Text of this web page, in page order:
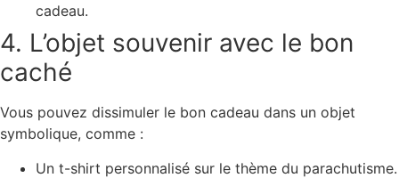
cadeau.
4. L’objet souvenir avec le bon
caché
Vous pouvez dissimuler le bon cadeau dans un objet
symbolique, comme :
Un t-shirt personnalisé sur le thème du parachutisme.